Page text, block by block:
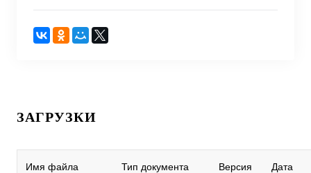
ЗАГРУЗКИ
Имя файла Тип документа Версия Дата